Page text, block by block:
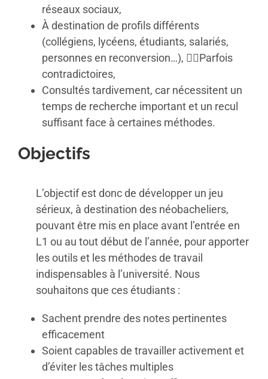
réseaux sociaux,
À destination de profils différents
(collégiens, lycéens, étudiants, salariés,
personnes en reconversion…), Parfois
contradictoires,
Consultés tardivement, car nécessitent un
temps de recherche important et un recul
suffisant face à certaines méthodes.
Objectifs
L’objectif est donc de développer un jeu
sérieux, à destination des néobacheliers,
pouvant être mis en place avant l’entrée en
L1 ou au tout début de l’année, pour apporter
les outils et les méthodes de travail
indispensables à l’université. Nous
souhaitons que ces étudiants :
Sachent prendre des notes pertinentes
efficacement
Soient capables de travailler activement et
d’éviter les tâches multiples